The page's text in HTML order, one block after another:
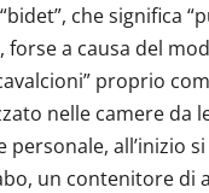
che significa
forse a causa del
proprio
nelle camere da
personale, all’inizio
un contenitore di